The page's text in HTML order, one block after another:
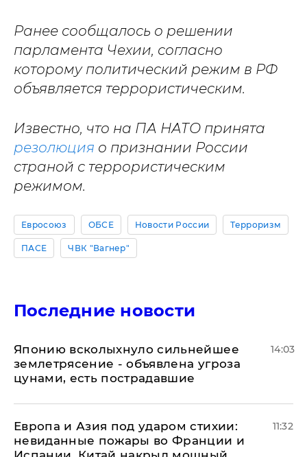
Ранее сообщалось о решении
парламента Чехии, согласно
которому политический режим в РФ
объявляется террористическим.
Известно, что на ПА НАТО принята
резолюция о признании России
страной с террористическим
режимом.
Евросоюз ОБСЕ Новости России Терроризм
ПАСЕ ЧВК "Вагнер"
Последние новости
Японию всколыхнуло сильнейшее
землетрясение - объявлена угроза
цунами, есть пострадавшие
14:03
Европа и Азия под ударом стихии:
невиданные пожары во Франции и
11:32